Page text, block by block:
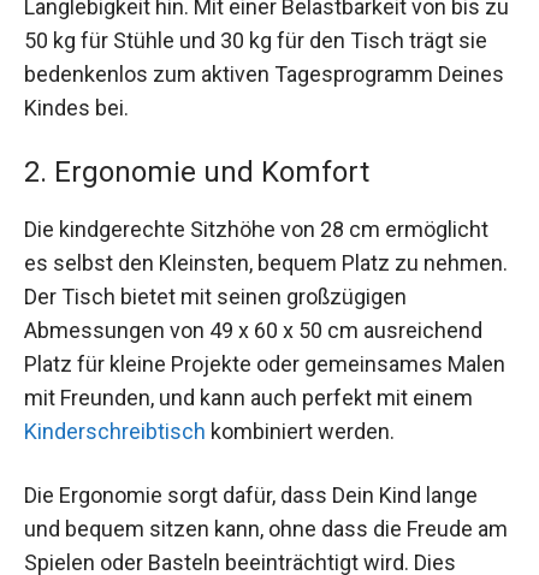
Langlebigkeit hin. Mit einer Belastbarkeit von bis zu
50 kg für Stühle und 30 kg für den Tisch trägt sie
bedenkenlos zum aktiven Tagesprogramm Deines
Kindes bei.
2. Ergonomie und Komfort
Die kindgerechte Sitzhöhe von 28 cm ermöglicht
es selbst den Kleinsten, bequem Platz zu nehmen.
Der Tisch bietet mit seinen großzügigen
Abmessungen von 49 x 60 x 50 cm ausreichend
Platz für kleine Projekte oder gemeinsames Malen
mit Freunden, und kann auch perfekt mit einem
Kinderschreibtisch kombiniert werden.
Die Ergonomie sorgt dafür, dass Dein Kind lange
und bequem sitzen kann, ohne dass die Freude am
Spielen oder Basteln beeinträchtigt wird. Dies